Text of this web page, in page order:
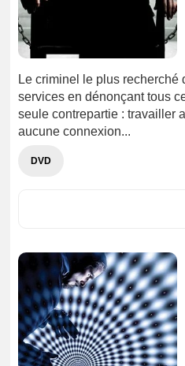
Le criminel le plus recherché
services en dénonçant tous
seule contrepartie : travailler
aucune connexion...
DVD